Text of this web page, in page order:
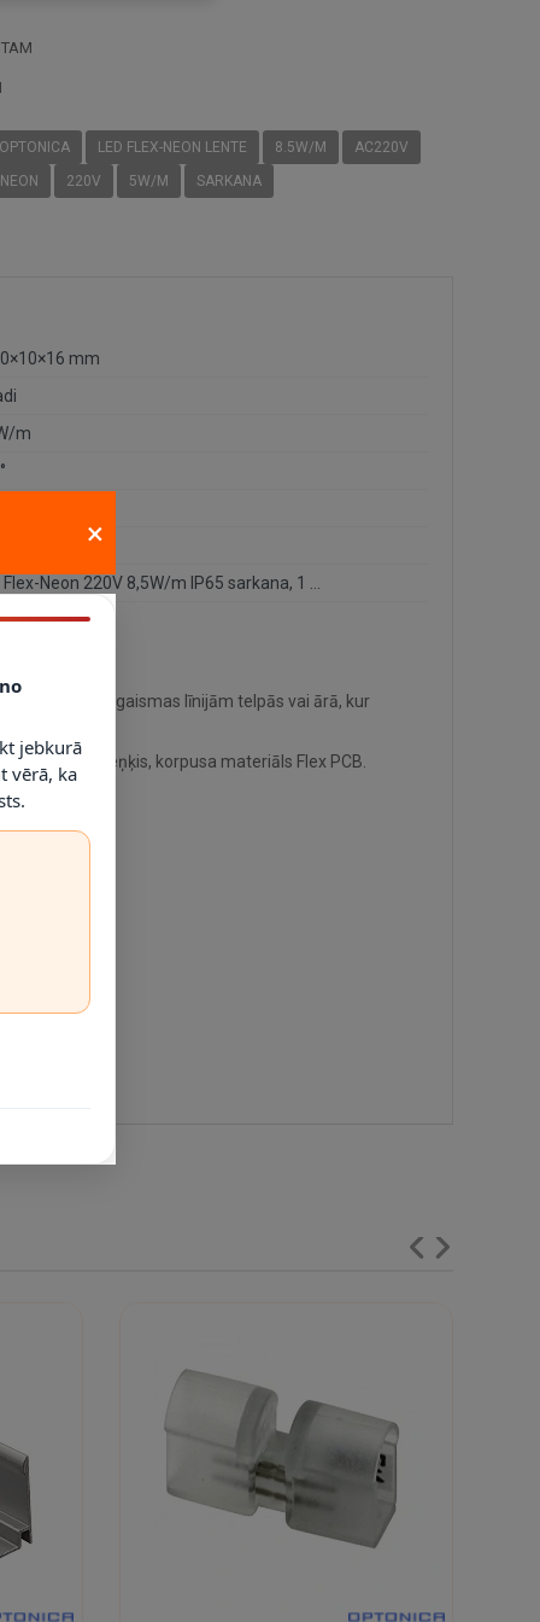
OPTONICA LED FLEX-NEON LENTE 8.5W/M
AC220V
220V 5W/M SARKANA
mm
m
LED Flex-Neon 220V 8,5W/m IP65 sarkana, 1 m (OPTONICA)
dekoratīvām gaismas līnijām telpās vai ārā, kur
stara leņķis, korpusa materiāls Flex PCB.
×
no
jebkurā
vērā, ka